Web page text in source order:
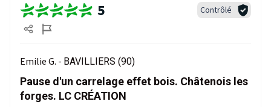
5 Contrôlé
Emilie G. - BAVILLIERS (90)
Pause d'un carrelage effet bois. Châtenois les
forges. LC CRÉATION